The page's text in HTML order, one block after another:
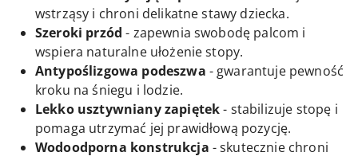
wstrząsy i chroni delikatne stawy dziecka.
Szeroki przód - zapewnia swobodę palcom i
wspiera naturalne ułożenie stopy.
Antypoślizgowa podeszwa - gwarantuje pewność
kroku na śniegu i lodzie.
Lekko usztywniany zapiętek- stabilizuje stopę i
pomaga utrzymać jej prawidłową pozycję.
Wodoodporna konstrukcja - skutecznie chroni